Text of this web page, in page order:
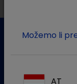
Za više
Možemo li
AT